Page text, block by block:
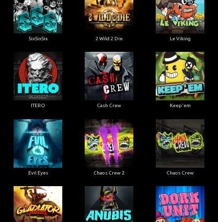
SixSixSix 2 Wild 2 Die Le Viking
ITERO Cash Crew Keep'em
Evil Eyes Chaos Crew 2 Chaos Crew